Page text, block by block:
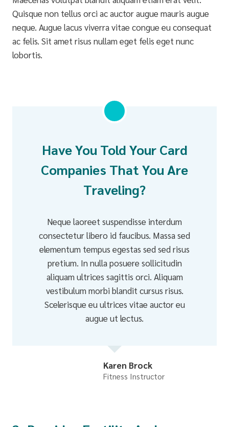
Quisque non tellus orci ac auctor augue mauris augue
neque. Augue lacus viverra vitae congue eu consequat
ac felis. Sit amet risus nullam eget felis eget nunc
lobortis.
Have You Told Your Card
Companies That You Are
Traveling?
Neque laoreet suspendisse interdum
consectetur libero id faucibus. Massa sed
elementum tempus egestas sed sed risus
pretium. In nulla posuere sollicitudin
aliquam ultrices sagittis orci. Aliquam
vestibulum morbi blandit cursus risus.
Scelerisque eu ultrices vitae auctor eu
augue ut lectus.
Karen Brock
Fitness Instructor